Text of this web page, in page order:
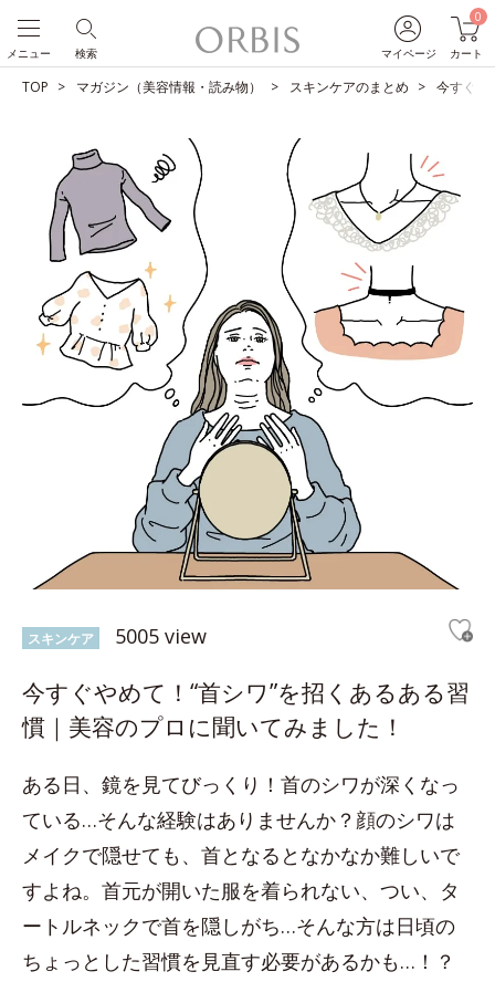
マイページ
0
カート
検索
メニュー
TOP マガジン（美容情報・読み物） スキンケアのまとめ 今すぐや
スキンケア 5005 view
今すぐやめて！“首シワ”を招くあるある習
慣｜美容のプロに聞いてみました！
ある日、鏡を見てびっくり！首のシワが深くなっ
ている…そんな経験はありませんか？顔のシワは
メイクで隠せても、首となるとなかなか難しいで
すよね。首元が開いた服を着られない、つい、タ
ートルネックで首を隠しがち…そんな方は日頃の
ちょっとした習慣を見直す必要があるかも…！？